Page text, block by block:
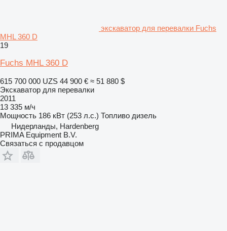
экскаватор для перевалки Fuchs
MHL 360 D
19
Fuchs MHL 360 D
615 700 000 UZS 44 900 € ≈ 51 880 $
Экскаватор для перевалки
2011
13 335 м/ч
Мощность 186 кВт (253 л.с.) Топливо дизель
Нидерланды, Hardenberg
PRIMA Equipment B.V.
Связаться с продавцом